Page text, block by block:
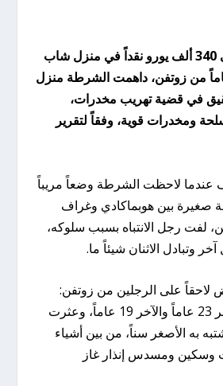
عثرت الشرطة على 340 ألف يورو نقداً في منزل شاب
من العمر 23 عاماً من زوتفن، داهمت الشرطة منزل
في قضية تهريب مخدرات،
ومخدرات قوية، وفقاً لتقرير
عندما لاحظت الشرطة وضعاً مريباً
صغيرة بين هوبماكادي وغراف
لفت رجل الانتباه بسبب سلوكه،
وتبادل الاثنان شيئاً ما.
لاحقاً على الرجلين من زوتفن:
أحدهما يبلغ من العمر 23 عاماً والآخر 19 عاماً، وعثرت
به الأصغر سناً، من بين أشياء
وسكين ومسدس إنذار غاز